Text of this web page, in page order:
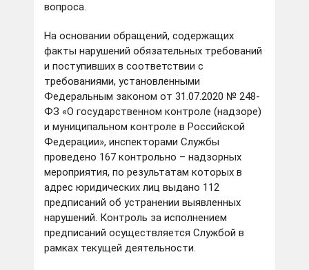
вопроса.
На основании обращений, содержащих
факты нарушений обязательных требований
и поступивших в соответствии с
требованиями, установленными
Федеральным законом от 31.07.2020 № 248-
ФЗ «О государственном контроле (надзоре)
и муниципальном контроле в Российской
Федерации», инспекторами Службы
проведено 167 контрольно – надзорных
мероприятия, по результатам которых в
адрес юридических лиц выдано 112
предписаний об устранении выявленных
нарушений. Контроль за исполнением
предписаний осуществляется Службой в
рамках текущей деятельности.